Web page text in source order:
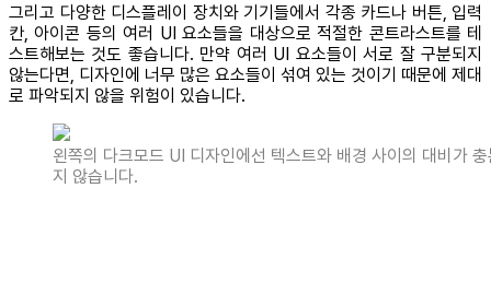
그리고 다양한 디스플레이 장치와 기기들에서 각종 카드나 버튼, 입력
칸, 아이콘 등의 여러 UI 요소들을 대상으로 적절한 콘트라스트를 테
스트해보는 것도 좋습니다. 만약 여러 UI 요소들이 서로 잘 구분되지
않는다면, 디자인에 너무 많은 요소들이 섞여 있는 것이기 때문에 제대
로 파악되지 않을 위험이 있습니다.
왼쪽의 다크모드 UI 디자인에선 텍스트와 배경 사이의 대비가
지 않습니다.